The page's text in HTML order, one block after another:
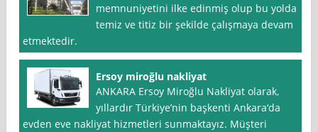
memnuniyetini ilke edinmiş olup bu yolda
temiz ve titiz bir şekilde çalışmaya devam
etmektedir.
Ersoy miroğlu nakliyat
ANKARA Ersoy Miroğlu Nakliyat olarak,
yıllardır Türkiye’nin başkenti Ankara‘da
evden eve nakliyat hizmetleri sunmaktayız. Müşteri